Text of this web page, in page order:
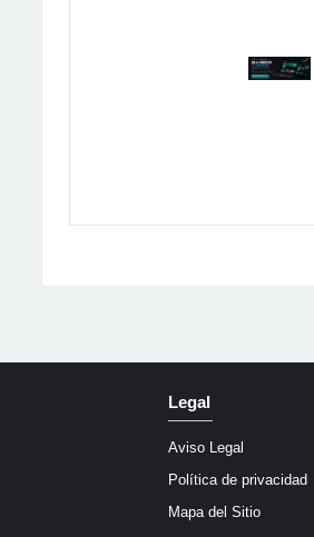
Publicidad
Legal
Aviso Legal
Política de privacidad
Mapa del Sitio